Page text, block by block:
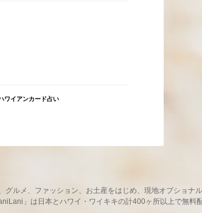
ワイアンカード占い
ルメ、ファッション、お土産をはじめ、現地オプショナ
」は日本とハワイ・ワイキキの計400ヶ所以上で無料